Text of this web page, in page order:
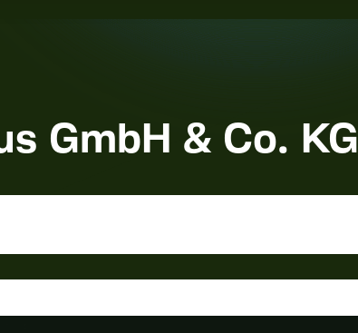
GmbH & Co. KG